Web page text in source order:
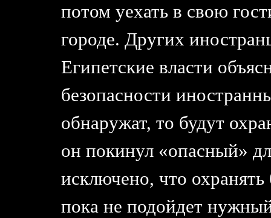
потом уехать в свою
городе. Других
Египетские власти
безопасности
обнаружат, то будут
он покинул «опасный»
исключено, что
пока не подойдет